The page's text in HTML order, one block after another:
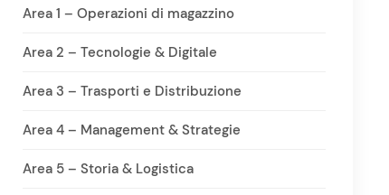
Area 1 – Operazioni di magazzino
Area 2 – Tecnologie & Digitale
Area 3 – Trasporti e Distribuzione
Area 4 – Management & Strategie
Area 5 – Storia & Logistica